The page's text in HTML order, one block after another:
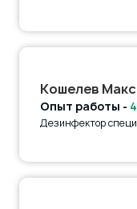
Кошелев
Опыт работы -
Дезинфектор